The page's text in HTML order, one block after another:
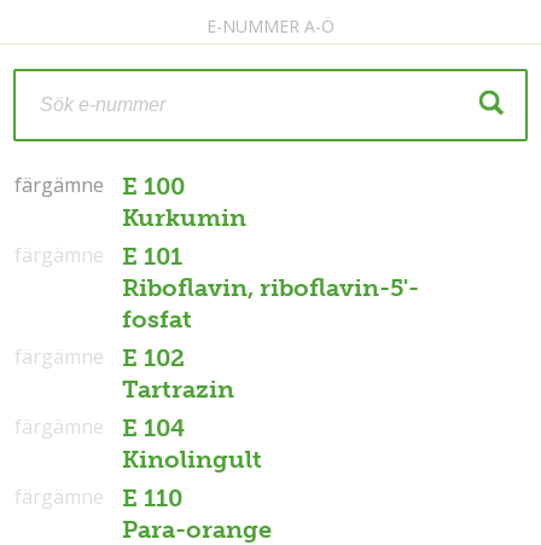
E-NUMMER A-Ö
E 100
Kurkumin
färgämne
färgämne
E 101
Riboflavin, riboflavin-5'-
fosfat
färgämne
E 102
Tartrazin
färgämne
E 104
Kinolingult
färgämne
E 110
Para-orange
färgämne